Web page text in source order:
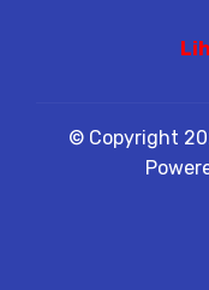
© Copyright